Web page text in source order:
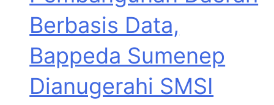
Berbasis Data,
Bappeda Sumenep
Dianugerahi SMSI